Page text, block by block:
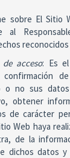
sobre El Sitio
al
reconocidos
de acceso: Es
confirmación
o no sus
obtener
de carácter
Web haya
de la
dichos datos